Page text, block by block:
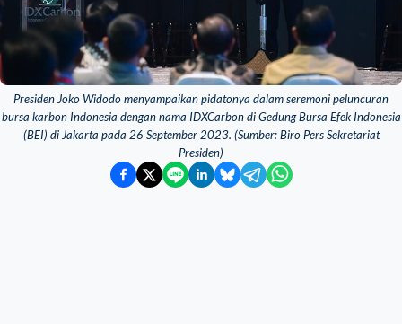
Presiden Joko Widodo menyampaikan pidatonya dalam seremoni peluncuran
bursa karbon Indonesia dengan nama IDXCarbon di Gedung Bursa Efek Indonesia
(BEI) di Jakarta pada 26 September 2023. (Sumber: Biro Pers Sekretariat
Presiden)